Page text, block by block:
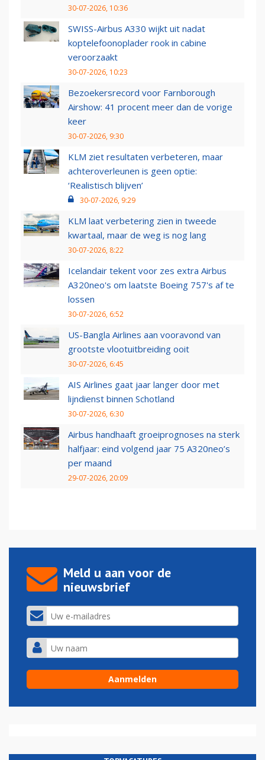
30-07-2026, 10:36
SWISS-Airbus A330 wijkt uit nadat
koptelefoonoplader rook in cabine
veroorzaakt
30-07-2026, 10:23
Bezoekersrecord voor Farnborough
Airshow: 41 procent meer dan de vorige
keer
30-07-2026, 9:30
KLM ziet resultaten verbeteren, maar
achteroverleunen is geen optie:
‘Realistisch blijven’
30-07-2026, 9:29
KLM laat verbetering zien in tweede
kwartaal, maar de weg is nog lang
30-07-2026, 8:22
Icelandair tekent voor zes extra Airbus
A320neo's om laatste Boeing 757's af te
lossen
30-07-2026, 6:52
US-Bangla Airlines aan vooravond van
grootste vlootuitbreiding ooit
30-07-2026, 6:45
AIS Airlines gaat jaar langer door met
lijndienst binnen Schotland
30-07-2026, 6:30
Airbus handhaaft groeiprognoses na sterk
halfjaar: eind volgend jaar 75 A320neo’s
per maand
29-07-2026, 20:09
Meld u aan voor de
nieuwsbrief